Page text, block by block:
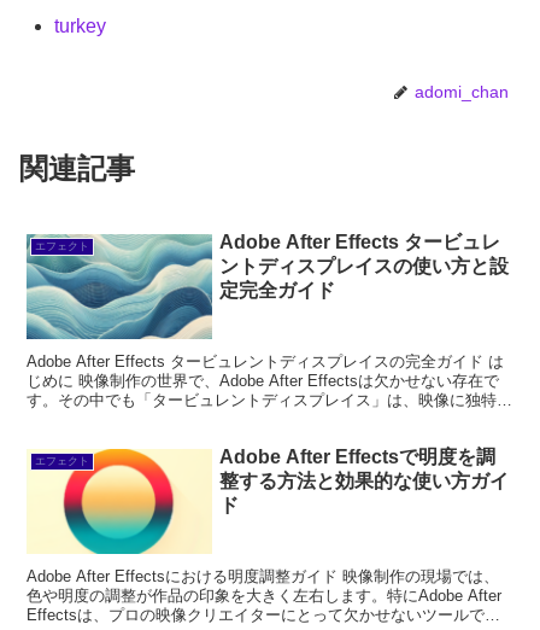
turkey
adomi_chan
関連記事
エフェクト
Adobe After Effects タービュレ
ントディスプレイスの使い方と設
定完全ガイド
Adobe After Effects タービュレントディスプレイスの完全ガイド は
じめに 映像制作の世界で、Adobe After Effectsは欠かせない存在で
す。その中でも「タービュレントディスプレイス」は、映像に独特の
エフェクト
Adobe After Effectsで明度を調
整する方法と効果的な使い方ガイ
ド
Adobe After Effectsにおける明度調整ガイド 映像制作の現場では、
色や明度の調整が作品の印象を大きく左右します。特にAdobe After
Effectsは、プロの映像クリエイターにとって欠かせないツールで